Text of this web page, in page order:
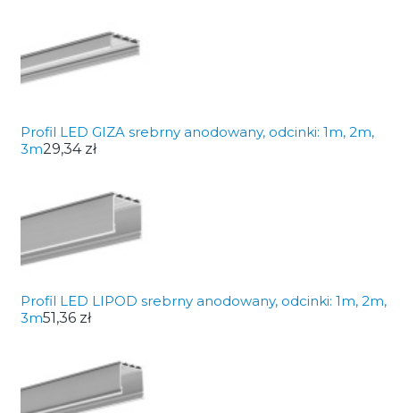
Profil LED GIZA srebrny anodowany, odcinki: 1m, 2m,
3m29,34 zł
Profil LED LIPOD srebrny anodowany, odcinki: 1m, 2m,
3m51,36 zł